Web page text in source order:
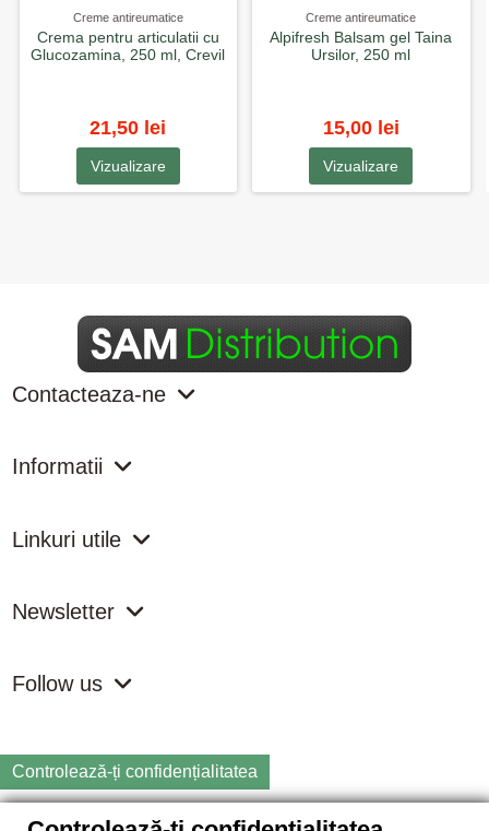
Creme antireumatice
Crema pentru articulatii cu
Glucozamina, 250 ml, Crevil
21,50 lei
Vizualizare
Creme antireumatice
Alpifresh Balsam gel Taina
Ursilor, 250 ml
15,00 lei
Vizualizare
Contacteaza-ne
Informatii
Linkuri utile
Newsletter
Follow us
Controlează-ți confidențialitatea